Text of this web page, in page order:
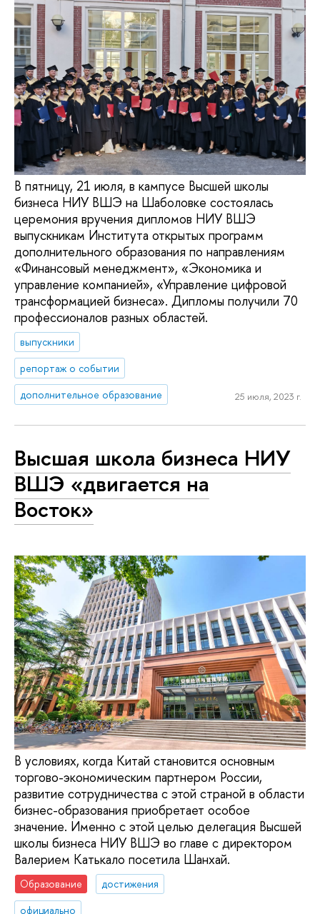
В пятницу, 21 июля, в кампусе Высшей школы
бизнеса НИУ ВШЭ на Шаболовке состоялась
церемония вручения дипломов НИУ ВШЭ
выпускникам Института открытых программ
дополнительного образования по направлениям
«Финансовый менеджмент», «Экономика и
управление компанией», «Управление цифровой
трансформацией бизнеса». Дипломы получили 70
профессионалов разных областей.
выпускники
репортаж о событии
дополнительное образование
25 июля, 2023 г.
Высшая школа бизнеса НИУ
ВШЭ «двигается на
Восток»
В условиях, когда Китай становится основным
торгово-экономическим партнером России,
развитие сотрудничества с этой страной в области
бизнес-образования приобретает особое
значение. Именно с этой целью делегация Высшей
школы бизнеса НИУ ВШЭ во главе с директором
Валерием Катькало посетила Шанхай.
Образование
достижения
официально